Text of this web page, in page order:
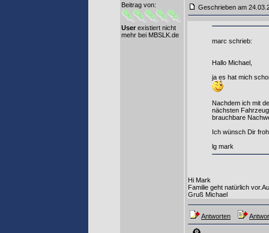
Beitrag von:
User existiert nicht
mehr bei MBSLK.de
Geschrieben am
marc schrieb:
Hallo Michael,
ja es hat mich
Nachdem ich mit
nächsten
brauchbare
Ich wünsch Dir
lg mark
Hi Mark
Familie geht natürlich
Gruß Michael
Antworten